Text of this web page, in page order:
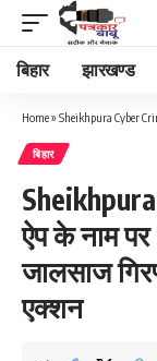
बिहार झारखण्ड
Home» Sheikhpura Cyber Crime
बिहार
ऐप के नाम
जालसाज
एक्शन